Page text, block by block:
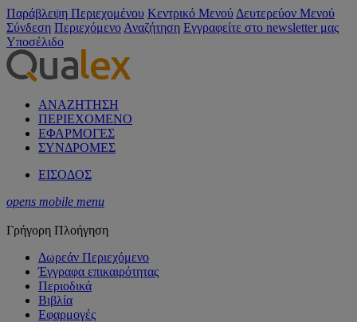
Παράβλεψη Περιεχομένου Κεντρικό Μενού Δευτερεύον Μενού
Σύνδεση Περιεχόμενο Αναζήτηση Εγγραφείτε στο newsletter μας
Υποσέλιδο
ΑΝΑΖΗΤΗΣΗ
ΠΕΡΙΕΧΟΜΕΝΟ
ΕΦΑΡΜΟΓΕΣ
ΣΥΝΔΡΟΜΕΣ
ΕΙΣΟΔΟΣ
opens mobile menu
Γρήγορη Πλοήγηση
Δωρεάν Περιεχόμενο
Έγγραφα επικαιρότητας
Περιοδικά
Βιβλία
Εφαρμογές